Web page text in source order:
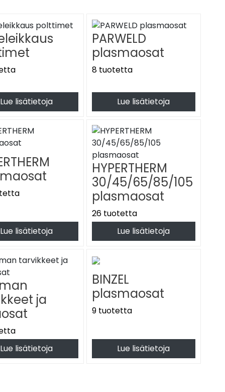
on kaikkiin yleisimpiin plasmoihin
Thermal Dynamics, Thermacut ja Trafimet. Saat kaikki
metallien leikkaamiseen. Menetelmä kehitettiin
Tällaisia metalleja ovat esimerkiksi alumiini, kupari
25 000 asteeseen kuumeneva plasmakaari sulattaa metallin
erinomaisesti myös ohuiden metallilevyjen
metallitöissä.
ja erilaisissa asennus- ja huoltotöissä, joissa
ja monipuolisuuden ansiosta. Menetelmä mahdollistaa
voidaan leikata esimerkiksi terästä,
on sujuvaa niin teollisuudessa kuin korjaamo- ja
erittäin siisti leikkuujälki, jolloin tarve ylimääräiselle
Lue lisätietoja
PARWELD
plasmaosat
8 tuotetta
Lue lisätietoja
Lue lisätietoja
HYPERTHERM
30/45/65/85/105
plasmaosat
26 tuotetta
Lue lisätietoja
ja
Lue lisätietoja
BINZEL
plasmaosat
9 tuotetta
Lue lisätietoja